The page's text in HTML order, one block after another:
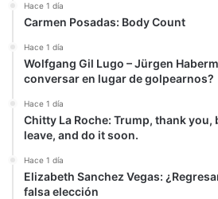
Hace 1 día
Carmen Posadas: Body Count
Hace 1 día
Wolfgang Gil Lugo – Jürgen
conversar en lugar de golpearnos?
Hace 1 día
Chitty La Roche: Trump, thank
leave, and do it soon.
Hace 1 día
Elizabeth Sanchez Vegas:
falsa elección